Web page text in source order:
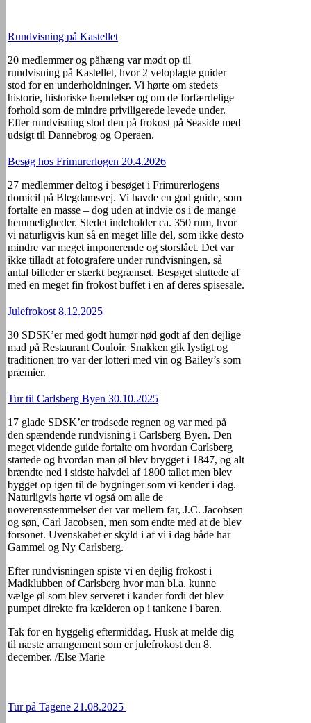
Rundvisning på Kastellet
20 medlemmer og påhæng var mødt op til
rundvisning på Kastellet, hvor 2 veloplagte guider
stod for en underholdninger. Vi hørte om stedets
historie, historiske hændelser og om de forfærdelige
forhold som de mindre priviligerede levede under.
Efter rundvisning stod den på frokost på Seaside med
udsigt til Dannebrog og Operaen.
Besøg hos Frimurerlogen 20.4.2026
27 medlemmer deltog i besøget i Frimurerlogens
domicil på Blegdamsvej. Vi havde en god guide, som
fortalte en masse – dog uden at indvie os i de mange
hemmeligheder. Stedet indeholder ca. 350 rum, hvor
vi naturligvis kun så en meget lille del, som ikke desto
mindre var meget imponerende og storslået. Det var
ikke tilladt at fotografere under rundvisningen, så
antal billeder er stærkt begrænset. Besøget sluttede af
med en meget fin frokost buffet i en af deres spisesale.
Julefrokost 8.12.2025
30 SDSK’er med godt humør nød godt af den dejlige
mad på Restaurant Couloir. Snakken gik lystigt og
traditionen tro var der lotteri med vin og Bailey’s som
præmier.
Tur til Carlsberg Byen 30.10.2025
17 glade SDSK’er trodsede regnen og var med på
den spændende rundvisning i Carlsberg Byen. Den
meget vidende guide fortalte om hvordan Carlsberg
startede og hvordan man øl blev brygget i 1847, og alt
brændte ned i sidste halvdel af 1800 tallet men blev
bygget op igen til de bygninger som vi kender i dag.
Naturligvis hørte vi også om alle de
uoverensstemmelser der var mellem far, J.C. Jacobsen
og søn, Carl Jacobsen, men som endte med at de blev
forsonet. Uvenskabet er skyld i af vi i dag både har
Gammel og Ny Carlsberg.
Efter rundvisningen spiste vi en dejlig frokost i
Madklubben of Carlsberg hvor man bl.a. kunne
vælge øl som blev serveret i kander fordi det blev
pumpet direkte fra kælderen op i tankene i baren.
Tak for en hyggelig eftermiddag. Husk at melde dig
til næste arrangement som er julefrokost den 8.
december. /Else Marie
Tur på Tagene 21.08.2025